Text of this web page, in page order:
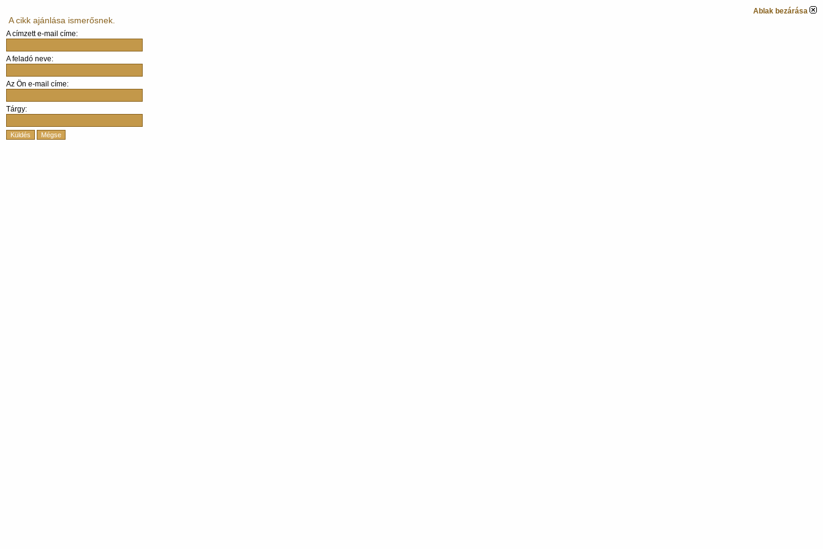
Ablak bezárása
A cikk ajánlása ismerősnek.
A címzett e-mail címe:
A feladó neve:
Az Ön e-mail címe:
Tárgy:
Küldés Mégse